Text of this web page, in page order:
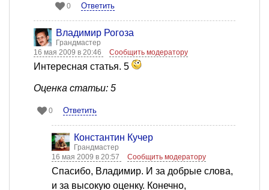
0 Ответить
Владимир Рогоза
Грандмастер
16 мая 2009 в 20:46
Сообщить модератору
Интересная статья. 5
Оценка статьи: 5
0 Ответить
Константин Кучер
Грандмастер
16 мая 2009 в 20:57
Сообщить модератору
Спасибо, Владимир. И за добрые слова,
и за высокую оценку. Конечно,